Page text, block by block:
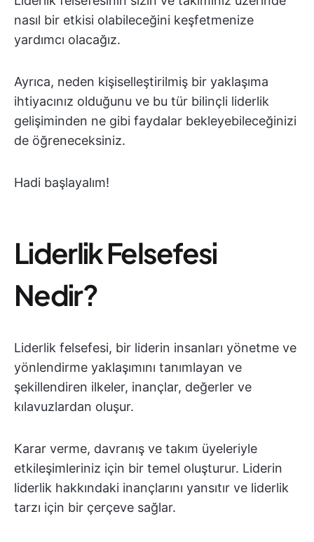
nasıl bir etkisi olabileceğini keşfetmenize
yardımcı olacağız.
Ayrıca, neden kişiselleştirilmiş bir yaklaşıma
ihtiyacınız olduğunu ve bu tür bilinçli liderlik
gelişiminden ne gibi faydalar bekleyebileceğinizi
de öğreneceksiniz.
Hadi başlayalım!
Liderlik Felsefesi
Nedir?
Liderlik felsefesi, bir liderin insanları yönetme ve
yönlendirme yaklaşımını tanımlayan ve
şekillendiren ilkeler, inançlar, değerler ve
kılavuzlardan oluşur.
Karar verme, davranış ve takım üyeleriyle
etkileşimleriniz için bir temel oluşturur. Liderin
liderlik hakkındaki inançlarını yansıtır ve liderlik
tarzı için bir çerçeve sağlar.